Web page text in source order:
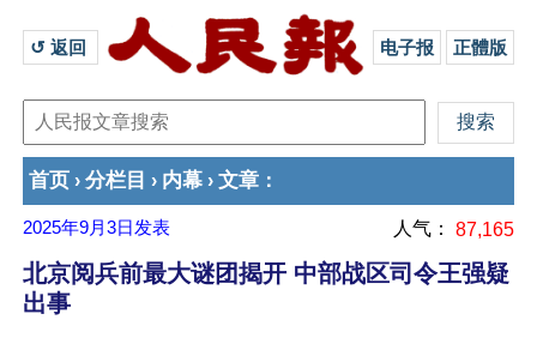
↺ 返回 电子报 正體版
首页 › 分栏目 › 内幕 › 文章 ：
2025年9月3日 发表 人气： 87,165
北京阅兵前最大谜团揭开 中部战区司令王强疑
出事